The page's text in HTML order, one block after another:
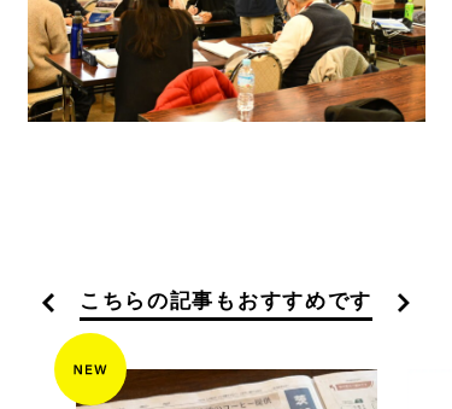
こちらの記事もおすすめです